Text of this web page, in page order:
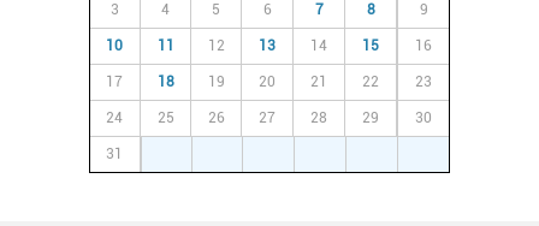
3 4 5 6 7 8 9
10 11 12 13 14 15 16
17 18 19 20 21 22 23
24 25 26 27 28 29 30
31